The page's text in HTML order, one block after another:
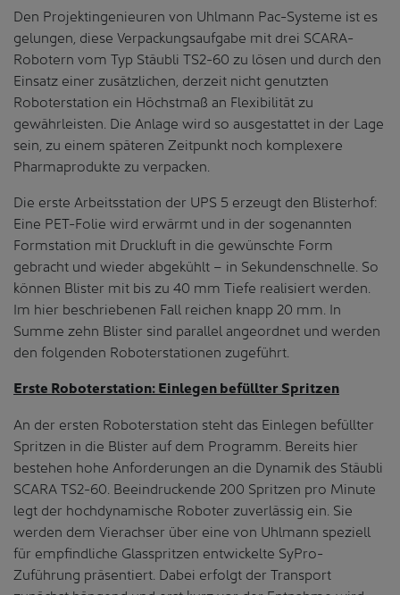
Den Projektingenieuren von Uhlmann Pac-Systeme ist es
gelungen, diese Verpackungsaufgabe mit drei SCARA-
Robotern vom Typ Stäubli TS2-60 zu lösen und durch den
Einsatz einer zusätzlichen, derzeit nicht genutzten
Roboterstation ein Höchstmaß an Flexibilität zu
gewährleisten. Die Anlage wird so ausgestattet in der Lage
sein, zu einem späteren Zeitpunkt noch komplexere
Pharmaprodukte zu verpacken.
Die erste Arbeitsstation der UPS 5 erzeugt den Blisterhof:
Eine PET-Folie wird erwärmt und in der sogenannten
Formstation mit Druckluft in die gewünschte Form
gebracht und wieder abgekühlt – in Sekundenschnelle. So
können Blister mit bis zu 40 mm Tiefe realisiert werden.
Im hier beschriebenen Fall reichen knapp 20 mm. In
Summe zehn Blister sind parallel angeordnet und werden
den folgenden Roboterstationen zugeführt.
Erste Roboterstation: Einlegen befüllter Spritzen
An der ersten Roboterstation steht das Einlegen befüllter
Spritzen in die Blister auf dem Programm. Bereits hier
bestehen hohe Anforderungen an die Dynamik des Stäubli
SCARA TS2-60. Beeindruckende 200 Spritzen pro Minute
legt der hochdynamische Roboter zuverlässig ein. Sie
werden dem Vierachser über eine von Uhlmann speziell
für empfindliche Glasspritzen entwickelte SyPro-
Zuführung präsentiert. Dabei erfolgt der Transport